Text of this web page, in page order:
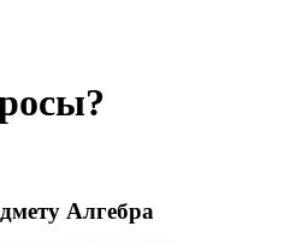
Алгебра